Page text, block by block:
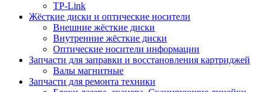
TP-Link
Жёсткие диски и оптические носители
Внешние жёсткие диски
Внутренние жёсткие диски
Оптические носители информации
Запчасти для заправки и восстановления картриджей
Валы магнитные
Запчасти для ремонта техники